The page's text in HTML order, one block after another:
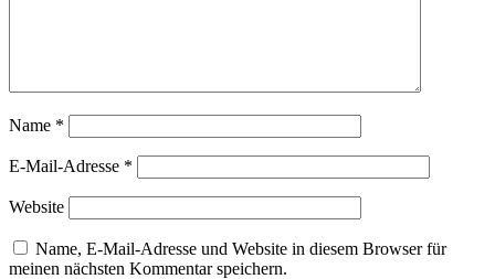
Name *
E-Mail-Adresse *
Website
Name, E-Mail-Adresse und Website in diesem Browser für
meinen nächsten Kommentar speichern.